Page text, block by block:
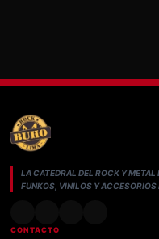
LA CATEDRAL DEL ROCK Y
FUNKOS, VINILOS Y ACCESORIOS
CONTACTO